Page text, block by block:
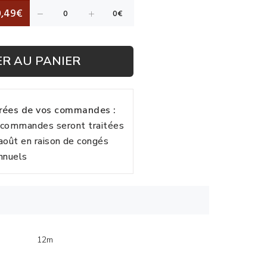
AU PANIER
de vos commandes :
seront traitées
en raison de congés
12m